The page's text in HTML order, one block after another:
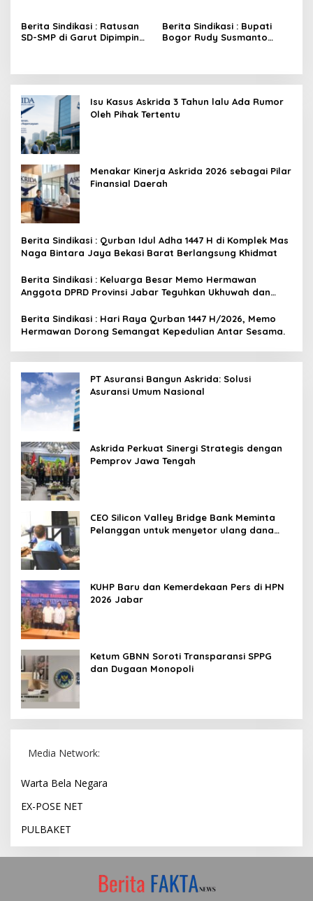
Kemanusiaan
Berita Sindikasi : Ratusan
SD-SMP di Garut Dipimpin
Berita Sindikasi : Bupati
Bogor Rudy Susmanto
Isu Kasus Askrida 3 Tahun lalu Ada Rumor
Oleh Pihak Tertentu
Menakar Kinerja Askrida 2026 sebagai Pilar
Finansial Daerah
Berita Sindikasi : Qurban Idul Adha 1447 H di Komplek Mas
Naga Bintara Jaya Bekasi Barat Berlangsung Khidmat
Berita Sindikasi : Keluarga Besar Memo Hermawan
Anggota DPRD Provinsi Jabar Teguhkan Ukhuwah dan
Berita Sindikasi : Hari Raya Qurban 1447 H/2026, Memo
Hermawan Dorong Semangat Kepedulian Antar Sesama.
PT Asuransi Bangun Askrida: Solusi
Asuransi Umum Nasional
Askrida Perkuat Sinergi Strategis dengan
Pemprov Jawa Tengah
CEO Silicon Valley Bridge Bank Meminta
Pelanggan untuk menyetor ulang dana
KUHP Baru dan Kemerdekaan Pers di HPN
2026 Jabar
Ketum GBNN Soroti Transparansi SPPG
dan Dugaan Monopoli
Media Network:
Warta Bela Negara
EX-POSE NET
PULBAKET